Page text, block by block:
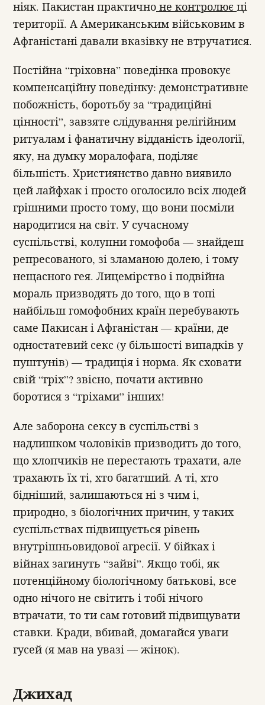
ніяк. Пакистан практично не контролює ці
території. А Американським військовим в
Афганістані давали вказівку не втручатися.
Постійна “гріховна” поведінка провокує
компенсаційну поведінку: демонстративне
побожність, боротьбу за “традиційні
цінності”, завзяте слідування релігійним
ритуалам і фанатичну відданість ідеології,
яку, на думку моралофага, поділяє
більшість. Християнство давно виявило
цей лайфхак і просто оголосило всіх людей
грішними просто тому, що вони посміли
народитися на світ. У сучасному
суспільстві, колупни гомофоба — знайдеш
репресованого, зі зламаною долею, і тому
нещасного гея. Лицемірство і подвійна
мораль призводять до того, що в топі
найбільш гомофобних країн перебувають
саме Пакисан і Афганістан — країни, де
одностатевий секс (у більшості випадків у
пуштунів) — традиція і норма. Як сховати
свій “гріх”? звісно, почати активно
боротися з “гріхами” інших!
Але заборона сексу в суспільстві з
надлишком чоловіків призводить до того,
що хлопчиків не перестають трахати, але
трахають їх ті, хто багатший. А ті, хто
бідніший, залишаються ні з чим і,
природно, з біологічних причин, у таких
суспільствах підвищується рівень
внутрішньовидової агресії. У бійках і
війнах загинуть “зайві”. Якщо тобі, як
потенційному біологічному батькові, все
одно нічого не світить і тобі нічого
втрачати, то ти сам готовий підвищувати
ставки. Кради, вбивай, домагайся уваги
гусей (я мав на увазі — жінок).
Джихад